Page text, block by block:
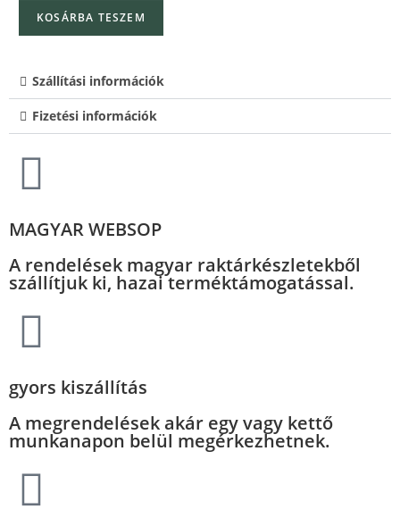
KOSÁRBA TESZEM
Szállítási információk
Fizetési információk
MAGYAR WEBSOP
A rendelések magyar raktárkészletekből
szállítjuk ki, hazai terméktámogatással.
gyors kiszállítás
A megrendelések akár egy vagy kettő
munkanapon belül megérkezhetnek.